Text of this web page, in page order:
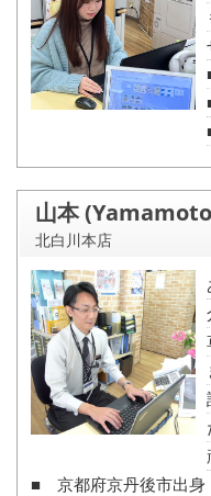
山本
北白川本店
■ 京都府京丹後市出身